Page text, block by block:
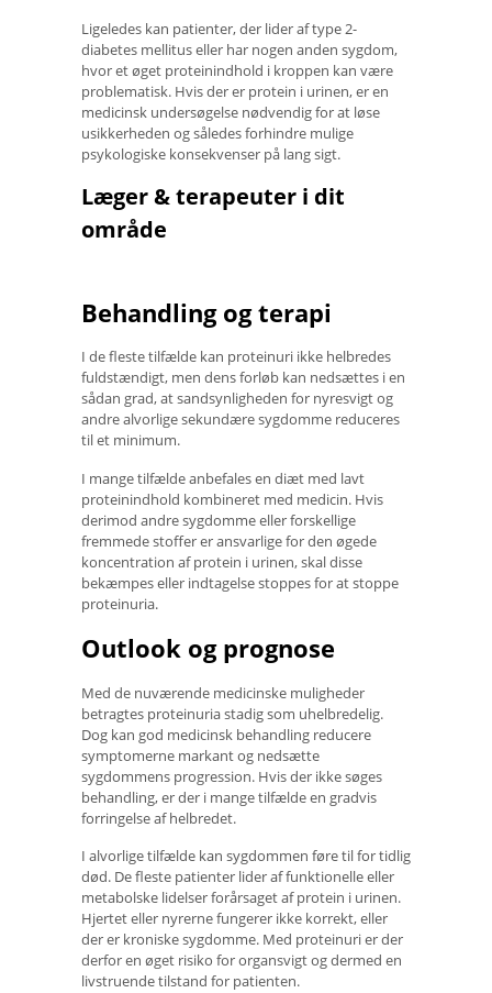
Ligeledes kan patienter, der lider af type 2-
diabetes mellitus eller har nogen anden sygdom,
hvor et øget proteinindhold i kroppen kan være
problematisk. Hvis der er protein i urinen, er en
medicinsk undersøgelse nødvendig for at løse
usikkerheden og således forhindre mulige
psykologiske konsekvenser på lang sigt.
Læger & terapeuter i dit
område
Behandling og terapi
I de fleste tilfælde kan proteinuri ikke helbredes
fuldstændigt, men dens forløb kan nedsættes i en
sådan grad, at sandsynligheden for nyresvigt og
andre alvorlige sekundære sygdomme reduceres
til et minimum.
I mange tilfælde anbefales en diæt med lavt
proteinindhold kombineret med medicin. Hvis
derimod andre sygdomme eller forskellige
fremmede stoffer er ansvarlige for den øgede
koncentration af protein i urinen, skal disse
bekæmpes eller indtagelse stoppes for at stoppe
proteinuria.
Outlook og prognose
Med de nuværende medicinske muligheder
betragtes proteinuria stadig som uhelbredelig.
Dog kan god medicinsk behandling reducere
symptomerne markant og nedsætte
sygdommens progression. Hvis der ikke søges
behandling, er der i mange tilfælde en gradvis
forringelse af helbredet.
I alvorlige tilfælde kan sygdommen føre til for tidlig
død. De fleste patienter lider af funktionelle eller
metabolske lidelser forårsaget af protein i urinen.
Hjertet eller nyrerne fungerer ikke korrekt, eller
der er kroniske sygdomme. Med proteinuri er der
derfor en øget risiko for organsvigt og dermed en
livstruende tilstand for patienten.